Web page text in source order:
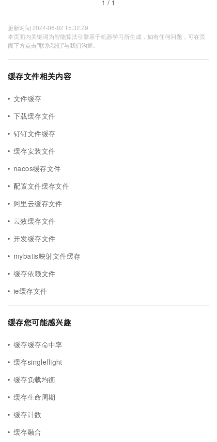
1 / 1
更新时间 2024-06-02 15:32:29
本页面内关键词为智能算法引擎基于机器学习所生成，如有任何问题，可在页
面下方点击"联系我们"与我们沟通。
缓存文件相关内容
文件缓存
下载缓存文件
钉钉文件缓存
缓存安装文件
nacos缓存文件
配置文件缓存文件
阿里云缓存文件
云效缓存文件
开发缓存文件
mybatis映射文件缓存
缓存依赖文件
ie缓存文件
缓存您可能感兴趣
缓存缓存命中率
缓存singleflight
缓存负载均衡
缓存生命周期
缓存计数
缓存融合